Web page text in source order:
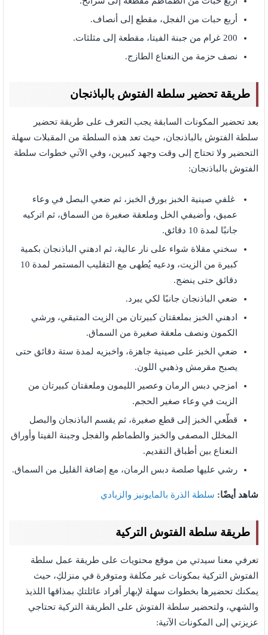
أربع حبات من الفجل، مقطع إلى أنصاف.
200 غرام من جبنة الفيتا، مقطعة إلى مثلثات.
نصف حزمة من النعناع الطازج.
طريقة تحضير سلطة الفتوش بالباذنجان
بعد تحضير المكونات السابقة يجب التعرف على طريقة تحضير
سلطة الفتوش بالباذنجان، حيث تعد هذه السلطة من المقبلات سهلة
التحضير ولا تحتاج إلى وقت وجهد كبيرين، وفي الآتي خطوات سلطة
الفتوش بالباذنجان:
غلفي صينية الخبز بورق الخبز، ثم ضعي البصل في وعاء
عميق، وأضيفي الخل وملعقة صغيرة من السماق، ثم اتركيه
جانبًا لمدة 10 دقائق.
سخني مقلاة شواء على نار عالية، ثم ادهني الباذنجان بكمية
كبيرة من الزيت، ودعيه يُطهى مع التقليب المستمر لمدة 10
دقائق حتى ينضج.
ضعي الباذنجان جانبًا لكي يبرد.
ادهني الخبز بملعقتان كبيرتان من الزيت المتبقي، ورشي
الكمون ونصف ملعقة صغيرة من السماق.
ضعي الخبز على صينية جاهزة، واخبزيه لمدة ستة دقائق حتى
يصبح مقرمش وذهبي اللون.
امزجي دبس الرمان وعصير الليمون وملعقتان كبيرتان من
الزيت في وعاء صغير الحجم.
قطّعي الخبز إلى قطع صغيرة، ثم يقسم الباذنجان والبصل
المخلل المصفى والخبز والطماطم والفجل وجبنة الفيتا وأوراق
النعناع بين أطباق التقديم.
رشي عليها صلصة دبس الرمان، مع إضافة القليل من السماق.
شاهد أيضًا: سلطة الذرة بالمايونيز والزبادي
طريقة سلطة الفتوش التركية
تعرفي معنا سيدتي من موقع محتويات على طريقة عمل سلطة
الفتوش التركية بمكونات غير مكلفة ومتوفرة في منزلكِ، حيث
يمكنك تحضيرها بخطوات سهلة لإبهار أفراد عائلتكِ بمذاقها اللذيذ
والشهي، ولتحضير سلطة الفتوش على الطريقة التركية تحتاجي
عزيزتي إلى المكونات الآتية: